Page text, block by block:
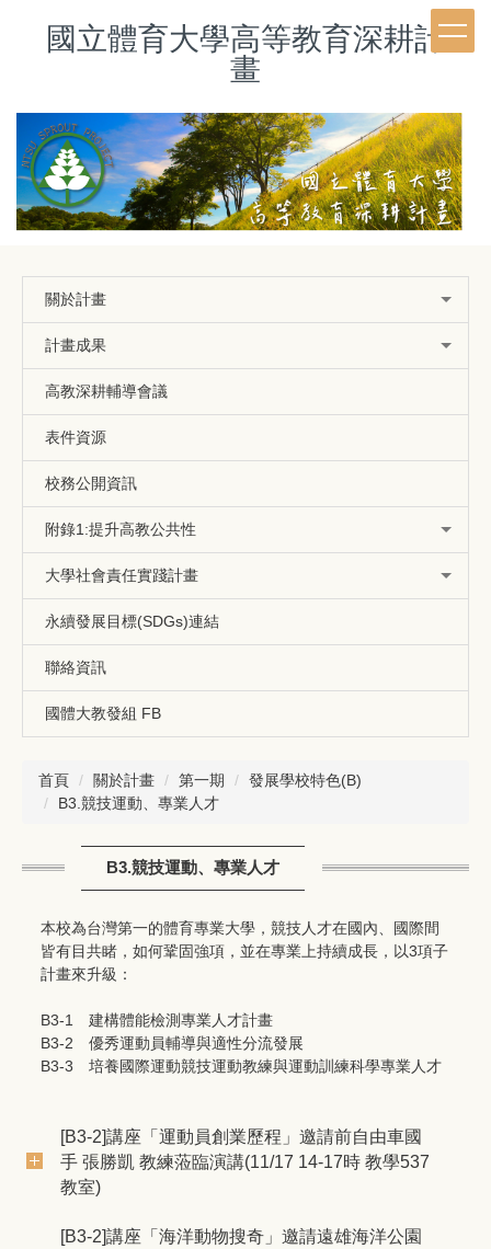
區
國立體育大學高等教育深耕計
畫
關於計畫
計畫成果
高教深耕輔導會議
表件資源
校務公開資訊
附錄1:提升高教公共性
大學社會責任實踐計畫
永續發展目標(SDGs)連結
聯絡資訊
國體大教發組 FB
首頁 關於計畫 第一期
發展學校特色(B)
B3.競技運動、專業人才
B3.競技運動、專業人才
本校為台灣第一的體育專業大學，競技人才在國內、國際間
皆有目共睹，如何鞏固強項，並在專業上持續成長，以3項子
計畫來升級：
B3-1 建構體能檢測專業人才計畫
B3-2 優秀運動員輔導與適性分流發展
B3-3 培養國際運動競技運動教練與運動訓練科學專業人才
[B3-2]講座「運動員創業歷程」邀請前自由車國
手 張勝凱 教練蒞臨演講(11/17 14-17時 教學537
教室)
[B3-2]講座「海洋動物搜奇」邀請遠雄海洋公園